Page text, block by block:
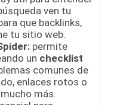
ven tu
que backlinks,
tu sitio web.
permite
un checklist
comunes de
enlaces rotos o
más.